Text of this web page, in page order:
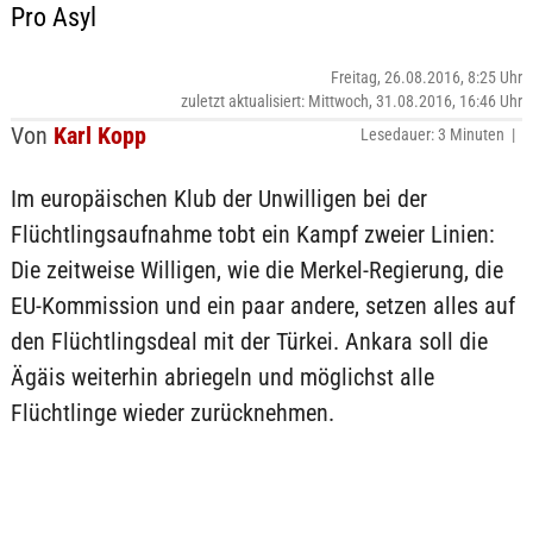
Pro Asyl
Von Karl Kopp
Freitag, 26.08.2016, 8:25 Uhr
zuletzt aktualisiert: Mittwoch, 31.08.2016, 16:46 Uhr
Lesedauer: 3 Minuten |
Im europäischen Klub der Unwilligen bei der
Flüchtlingsaufnahme tobt ein Kampf zweier Linien:
Die zeitweise Willigen, wie die Merkel-Regierung, die
EU-Kommission und ein paar andere, setzen alles auf
den Flüchtlingsdeal mit der Türkei. Ankara soll die
Ägäis weiterhin abriegeln und möglichst alle
Flüchtlinge wieder zurücknehmen.